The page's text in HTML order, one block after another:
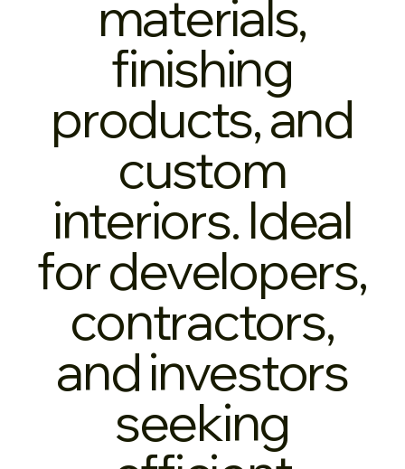
materials,
finishing
products, and
custom
interiors. Ideal
for developers,
contractors,
and investors
seeking